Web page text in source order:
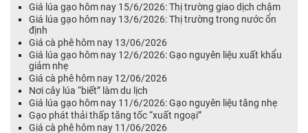
Giá lúa gạo hôm nay 15/6/2026: Thị trường giao dịch chậm
Giá lúa gạo hôm nay 13/6/2026: Thị trường trong nước ổn
định
Giá cà phê hôm nay 13/06/2026
Giá lúa gạo hôm nay 12/6/2026: Gạo nguyên liệu xuất khẩu
giảm nhẹ
Giá cà phê hôm nay 12/06/2026
Nơi cây lúa “biết” làm du lịch
Giá lúa gạo hôm nay 11/6/2026: Gạo nguyên liệu tăng nhẹ
Gạo phát thải thấp tăng tốc “xuất ngoại”
Giá cà phê hôm nay 11/06/2026